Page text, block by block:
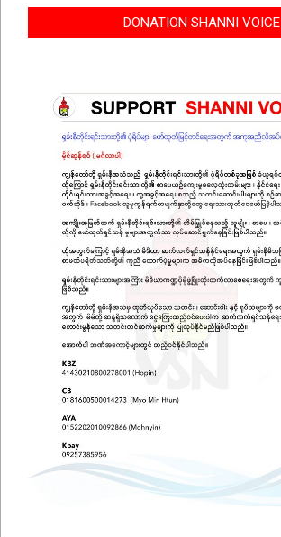
DONATION SHANNI VOICE